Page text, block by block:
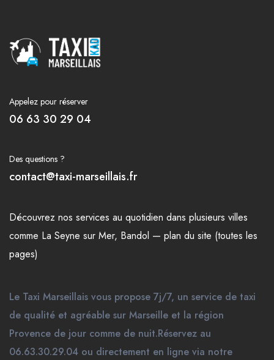
Appelez pour réserver
06 63 30 29 04
Des questions ?
contact@taxi-marseillais.fr
Découvrez nos services au quotidien dans plusieurs villes
comme La Seyne sur Mer, Bandol — plan du site (toutes les
pages)
Le Taxi Marseillais vous propose 7j/7, un service de taxi
de qualité et agréable sur Marseille et la région
Provence de jour comme de nuit.Réservez au
06.63.30.29.04 ou directement en ligne via notre